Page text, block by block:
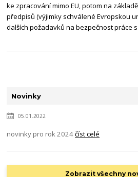
Novinky
05.01.2022
novinky pro rok 2024číst celé
Zobrazit všechny
ke zpracování mimo EU, potom na
předpisů (výjimky schválené Evropskou
dalších požadavků na bezpečnost práce s